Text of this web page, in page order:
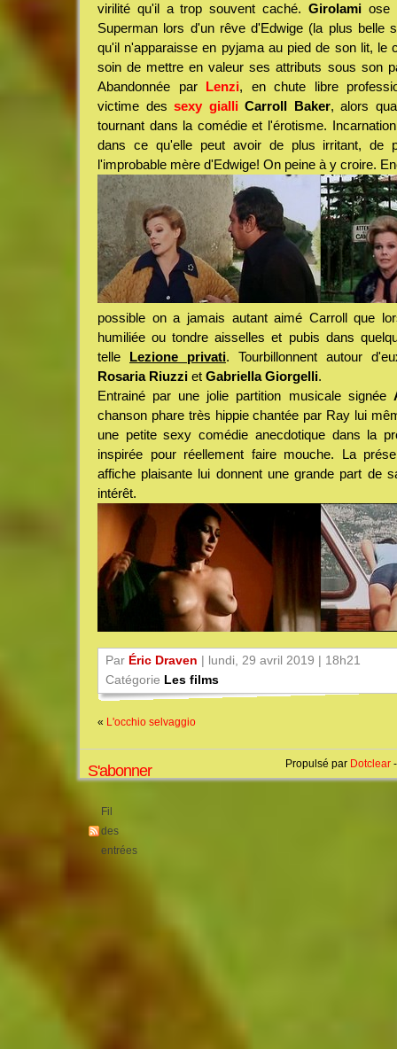
virilité qu'il a trop souvent caché. Girolamiose
Superman lors d'un rêve d'Edwige (la plus belle
qu'il n'apparaisse en pyjama au pied de son lit, le
soin de mettre en valeur ses attributs sous son
Abandonnée par Lenzi, en chute libre
victime des sexy gialli Carroll Baker, alors
tournant dans la comédie et l'érotisme.
dans ce qu'elle peut avoir de plus irritant, de
l'improbable mère d'Edwige! On peine à y croire.
possible on a jamais autant aimé Carroll que
humiliée ou tondre aisselles et pubis dans
telle Lezione privati. Tourbillonnent autour
Rosaria Riuzzi et Gabriella Giorgelli.
Entrainé par une jolie partition musicale signée
chanson phare très hippie chantée par Ray lui
une petite sexy comédie anecdotique dans la
inspirée pour réellement faire mouche. La
affiche plaisante lui donnent une grande part de
intérêt.
Par Éric Draven | lundi, 29 avril 2019 | 18h21
Catégorie Les films
« L'occhio selvaggio
S'abonner
Fil
des
entrées
Propulsé par Dotclear